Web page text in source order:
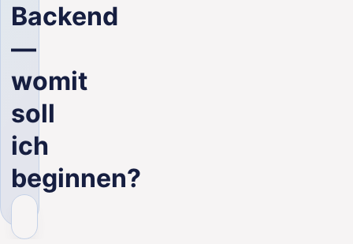
Backend
—
womit
soll
ich
beginnen?